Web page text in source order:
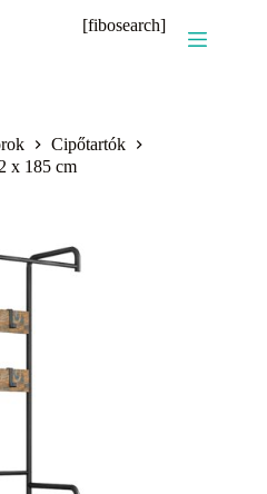
[fibosearch]
Cipőtartók
x 185 cm